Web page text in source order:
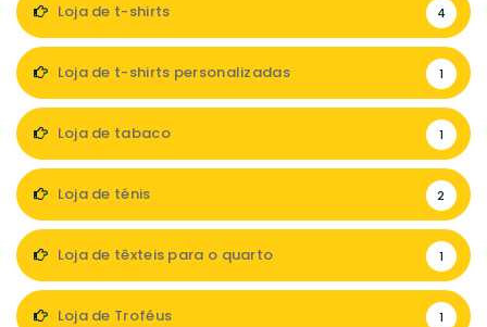
Loja de t-shirts 4
Loja de t-shirts personalizadas 1
Loja de tabaco 1
Loja de ténis 2
Loja de têxteis para o quarto 1
Loja de Troféus 1